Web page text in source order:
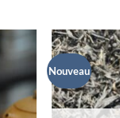
Nouveau